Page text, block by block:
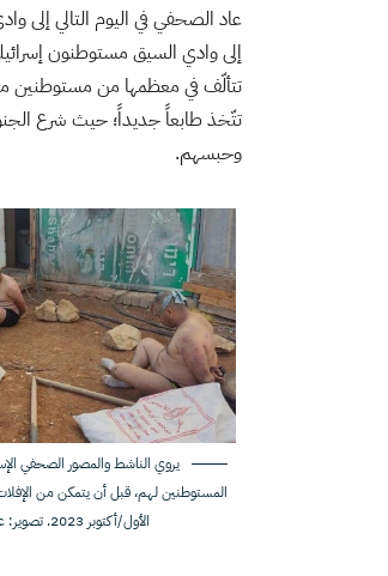
عاد الصحفي في اليوم التالي
إلى وادي السيق مستوطنون
تتألّف في معظمها من مستوطنين
تتّخذ طابعاً جديداً؛ حيث شرع
وحبسهم.
يروي الناشط والمصور الصحفي
الأول/أكتوبر 2023. تصوير: عمري إيران فاردي.